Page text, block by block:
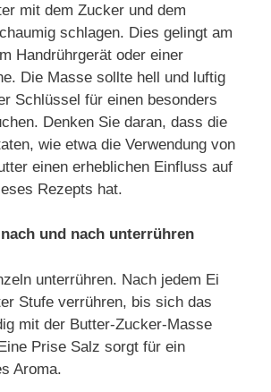
mit dem Zucker und dem
schlagen. Dies gelingt am
Handrührgerät oder einer
Die Masse sollte hell und luftig
Schlüssel für einen besonders
Denken Sie daran, dass die
wie etwa die Verwendung von
einen erheblichen Einfluss auf
Rezepts hat.
und nach unterrühren
unterrühren. Nach jedem Ei
Stufe verrühren, bis sich das
mit der Butter-Zucker-Masse
Prise Salz sorgt für ein
Aroma.